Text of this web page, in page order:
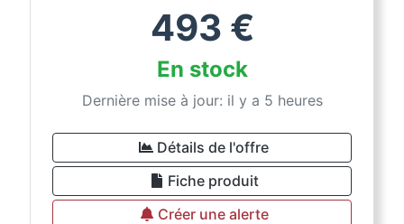
493 €
En stock
Dernière mise à jour: il y a 5 heures
Détails de l'offre
Fiche produit
Créer une alerte